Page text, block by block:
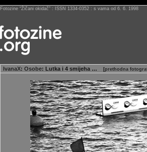
Fotozine “Žičani okidač” : ISSN 1334-0352 : s vama od 6. 6. 1998
IvanaX: Osobe: Lutka i 4 smijeha … [prethodna